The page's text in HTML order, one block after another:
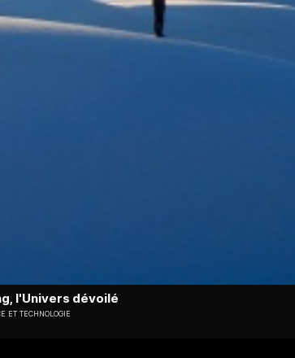
l'Univers dévoilé
ET TECHNOLOGIE